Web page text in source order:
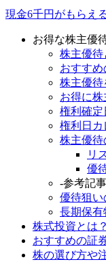
現金6千円がもらえ
お得な株主優
株主優待
おすす
株主優待
お得に
権利確定
権利日カ
株主優待
リ
優
-参考記
優待狙い
長期保有
株式投資とは？
おすすめの証
株の選び方や